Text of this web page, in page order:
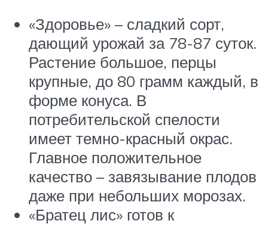
«Здоровье» – сладкий сорт,
дающий урожай за 78-87 суток.
Растение большое, перцы
крупные, до 80 грамм каждый, в
форме конуса. В
потребительской спелости
имеет темно-красный окрас.
Главное положительное
качество – завязывание плодов
даже при небольших морозах.
«Братец лис» готов к